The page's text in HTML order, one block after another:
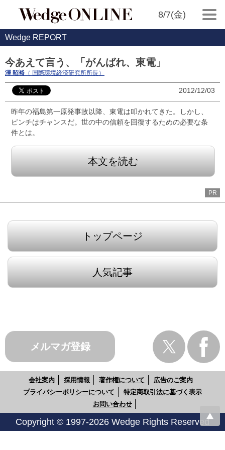
8/7(金)
Wedge REPORT
今あえて言う、「がんばれ、東電」
澤 昭裕 （ 国際環境経済研究所所長）
2012/12/03
昨年の福島第一原発事故以降、東電は叩かれてきた。しかし、
ピンチはチャンスだ。世の中の信頼を回復するための必要な条
件とは。
本文を読む
PR
トップページ
人気記事
メルマガ登録
会社案内 採用情報 著作権について
広告のご案内
プライバシーポリシーについて
特定商取引法に基づく表示
お問い合わせ
Copyright © 1997-2026 Wedge Rights Reserved